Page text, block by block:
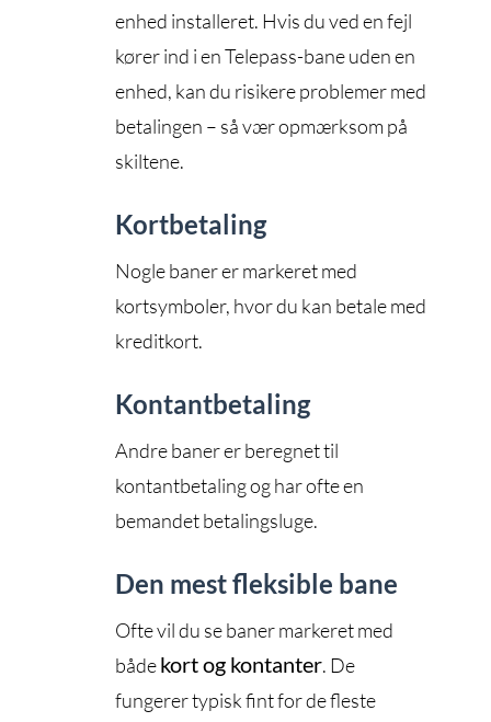
enhed installeret. Hvis du ved en fejl
kører ind i en Telepass-bane uden en
enhed, kan du risikere problemer med
betalingen – så vær opmærksom på
skiltene.
Kortbetaling
Nogle baner er markeret med
kortsymboler, hvor du kan betale med
kreditkort.
Kontantbetaling
Andre baner er beregnet til
kontantbetaling og har ofte en
bemandet betalingsluge.
Den mest fleksible bane
Ofte vil du se baner markeret med
bådekort og kontanter. De
fungerer typisk fint for de fleste